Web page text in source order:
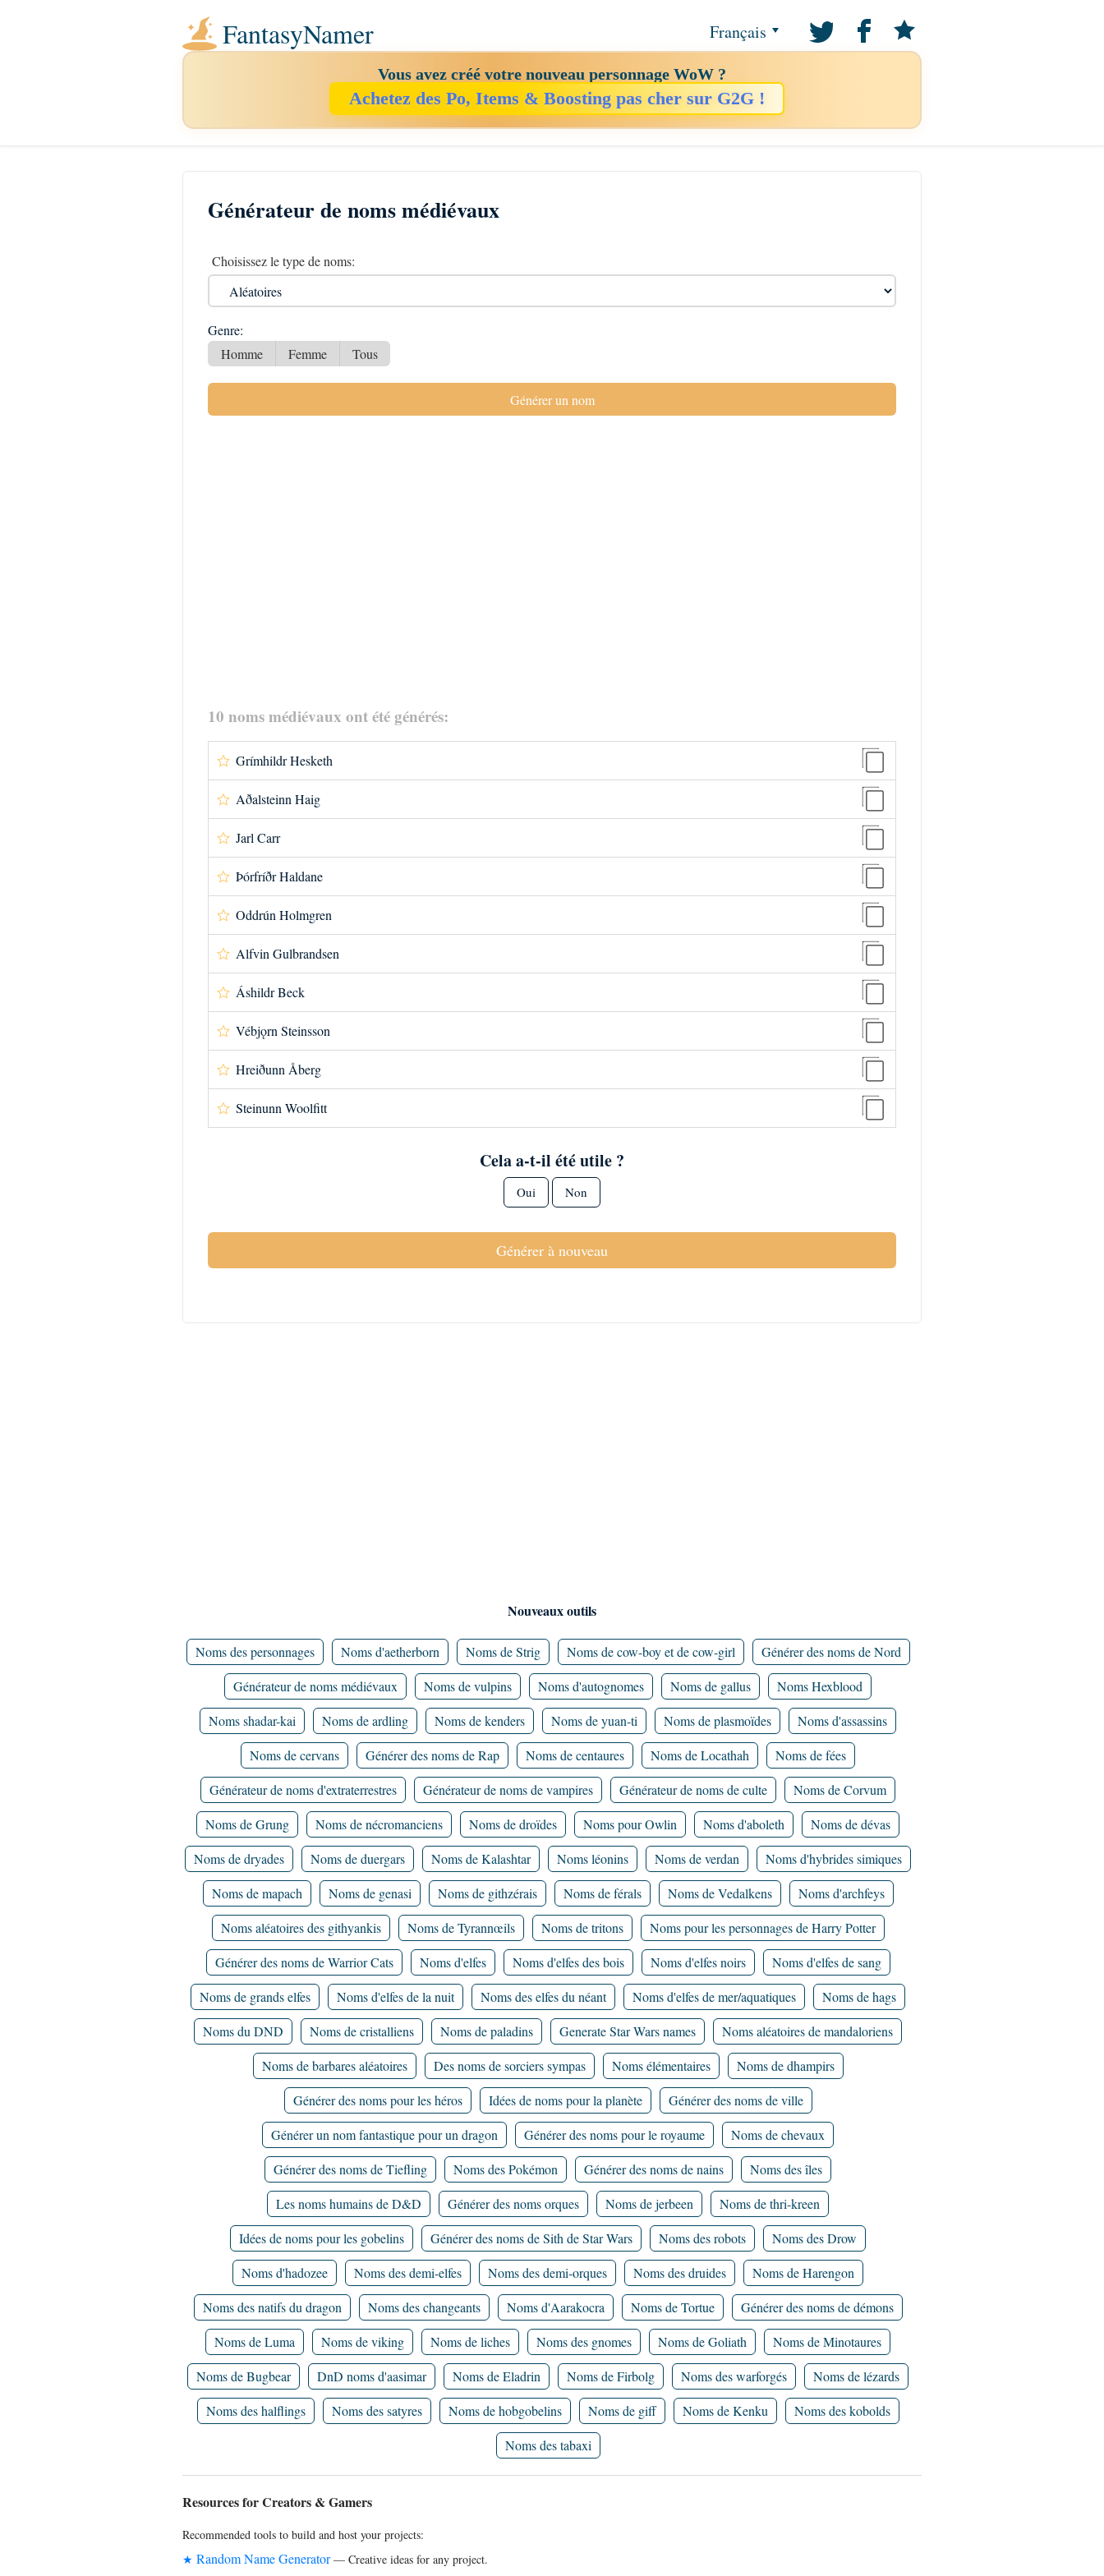
FantasyNamer Français
Vous avez créé votre nouveau personnage WoW ?
Achetez des Po, Items & Boosting pas cher sur G2G !
Générateur de noms médiévaux
Choisissez le type de noms:
Genre:
Homme
Femme Tous
10 noms médiévaux ont été générés:
Grímhildr Hesketh
Aðalsteinn Haig
Jarl Carr
Þórfríðr Haldane
Oddrún Holmgren
Alfvin Gulbrandsen
Áshildr Beck
Vébjǫrn Steinsson
Hreiðunn Åberg
Steinunn Woolfitt
Cela a-t-il été utile ?
Oui Non
Générer à nouveau
Nouveaux outils
Noms des personnages Noms d'aetherborn Noms de Strig Noms de cow-boy et de cow-girl
Générer des noms de Nord
Générateur de noms médiévaux
Noms de vulpins Noms d'autognomes Noms de gallus
Noms Hexblood
Noms shadar-kai
Noms de ardling Noms de kenders Noms de yuan-ti Noms de plasmoïdes
Noms d'assassins
Noms de cervans
Générer des noms de Rap Noms de centaures Noms de Locathah
Noms de fées
Générateur de noms d'extraterrestres
Générateur de noms de vampires Générateur de noms de culte
Noms de Corvum
Noms de Grung
Noms de nécromanciens Noms de droïdes Noms pour Owlin Noms d'aboleth
Noms de dévas
Noms de dryades
Noms de duergars Noms de Kalashtar Noms léonins Noms de verdan
Noms d'hybrides simiques
Noms de mapach
Noms de genasi Noms de githzérais Noms de férals Noms de Vedalkens
Noms d'archfeys
Noms aléatoires des githyankis
Noms de Tyrannœils Noms de tritons
Noms pour les personnages de Harry Potter
Générer des noms de Warrior Cats
Noms d'elfes Noms d'elfes des bois Noms d'elfes noirs
Noms d'elfes de sang
Noms de grands elfes
Noms d'elfes de la nuit Noms des elfes du néant Noms d'elfes de mer/aquatiques
Noms de hags
Noms du DND
Noms de cristalliens Noms de paladins Generate Star Wars names
Noms aléatoires de mandaloriens
Noms de barbares aléatoires
Des noms de sorciers sympas Noms élémentaires
Noms de dhampirs
Générer des noms pour les héros
Idées de noms pour la planète
Générer des noms de ville
Générer un nom fantastique pour un dragon
Générer des noms pour le royaume
Noms de chevaux
Générer des noms de Tiefling
Noms des Pokémon Générer des noms de nains
Noms des îles
Les noms humains de D&D
Générer des noms orques Noms de jerbeen
Noms de thri-kreen
Idées de noms pour les gobelins
Générer des noms de Sith de Star Wars Noms des robots
Noms des Drow
Noms d'hadozee
Noms des demi-elfes Noms des demi-orques Noms des druides
Noms de Harengon
Noms des natifs du dragon
Noms des changeants Noms d'Aarakocra Noms de Tortue
Générer des noms de démons
Noms de Luma
Noms de viking Noms de liches Noms des gnomes Noms de Goliath
Noms de Minotaures
Noms de Bugbear
DnD noms d'aasimar Noms de Eladrin Noms de Firbolg Noms des warforgés
Noms de lézards
Noms des halflings
Noms des satyres Noms de hobgobelins Noms de giff Noms de Kenku
Noms des kobolds
Noms des tabaxi
Resources for Creators & Gamers
Recommended tools to build and host your projects:
★ Random Name Generator— Creative ideas for any project.